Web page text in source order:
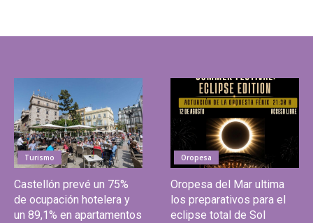
Turismo
Castellón prevé un 75%
de ocupación hotelera y
un 89,1% en apartamentos
Oropesa
Oropesa del Mar ultima
los preparativos para el
eclipse total de Sol